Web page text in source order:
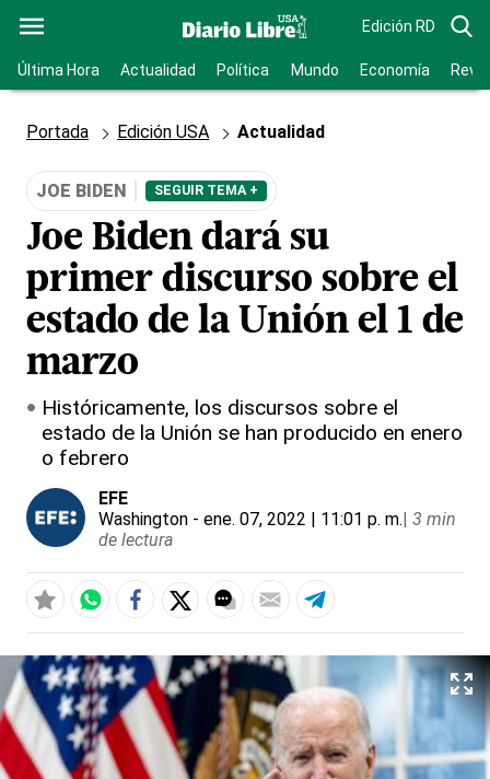
Edición RD
Última Hora Actualidad Política Mundo Economía
Portada Edición USA Actualidad
JOE BIDEN SEGUIR TEMA +
Joe Biden dará su
primer discurso sobre el
estado de la Unión el 1 de
marzo
Históricamente, los discursos sobre el
estado de la Unión se han producido en enero
o febrero
EFE
Washington - ene. 07, 2022 | 11:01 p. m.| 3 min
de lectura